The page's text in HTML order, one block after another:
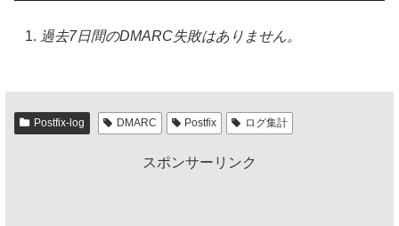
過去7日間のDMARC失敗はありません。
Postfix-log DMARC Postfix ログ集計
スポンサーリンク